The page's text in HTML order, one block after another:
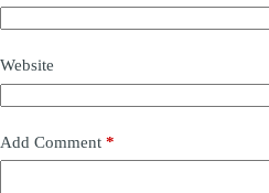
Website
Add Comment *